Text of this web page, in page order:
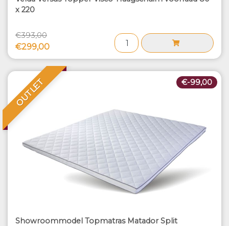
x 220
€393,00
€299,00
OUTLET €-99,00
Showroommodel Topmatras Matador Split